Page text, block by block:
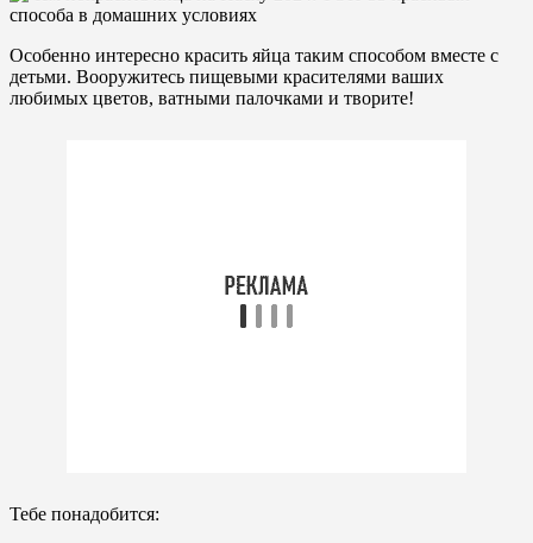
Особенно интересно красить яйца таким способом вместе с
детьми. Вооружитесь пищевыми красителями ваших
любимых цветов, ватными палочками и творите!
Тебе понадобится: